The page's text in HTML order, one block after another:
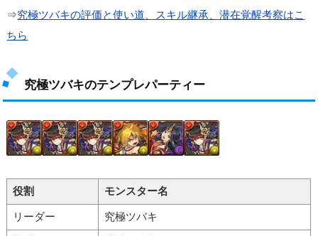
⇒究極ツバキの評価と使い道、スキル継承、潜在覚醒考察はこ
ちら
究極ツバキのテンプレパーティー
役割 モンスター名
リーダー 究極ツバキ